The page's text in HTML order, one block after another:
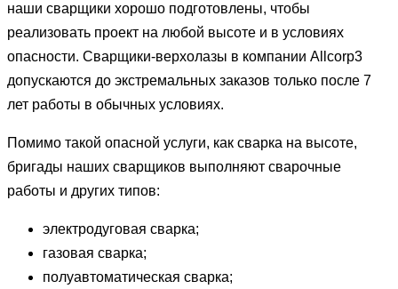
наши сварщики хорошо подготовлены, чтобы
реализовать проект на любой высоте и в условиях
опасности. Сварщики-верхолазы в компании Allcorp3
допускаются до экстремальных заказов только после 7
лет работы в обычных условиях.
Помимо такой опасной услуги, как сварка на высоте,
бригады наших сварщиков выполняют сварочные
работы и других типов:
электродуговая сварка;
газовая сварка;
полуавтоматическая сварка;